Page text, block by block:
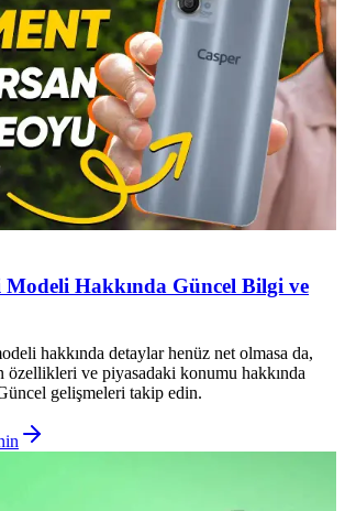
Modeli Hakkında Güncel Bilgi ve
hakkında detaylar henüz net olmasa da,
özellikleri ve piyasadaki konumu hakkında
gelişmeleri takip edin.